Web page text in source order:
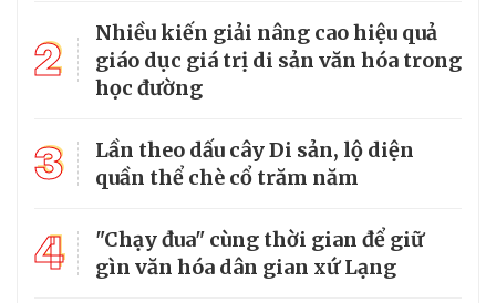
2
Nhiều kiến giải nâng cao hiệu quả
giáo dục giá trị di sản văn hóa trong
học đường
3
Lần theo dấu cây Di sản, lộ diện
quần thể chè cổ trăm năm
4
"Chạy đua" cùng thời gian để giữ
gìn văn hóa dân gian xứ Lạng